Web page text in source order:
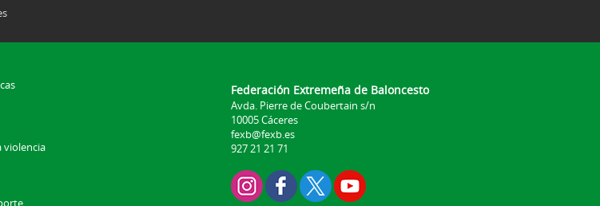
violencia
Federación Extremeña de Baloncesto
Avda. Pierre de Coubertain s/n
10005 Cáceres
fexb@fexb.es
927 21 21 71